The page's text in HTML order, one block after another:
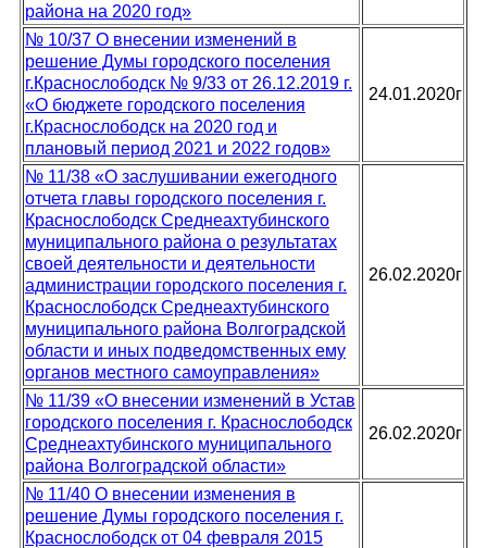
района на 2020 год»
№ 10/37 О внесении изменений в
решение Думы городского поселения
г.Краснослободск № 9/33 от 26.12.2019 г.
«О бюджете городского поселения
г.Краснослободск на 2020 год и
плановый период 2021 и 2022 годов»
24.01.2020г
№ 11/38 «О заслушивании ежегодного
отчета главы городского поселения г.
Краснослободск Среднеахтубинского
муниципального района о результатах
своей деятельности и деятельности
администрации городского поселения г.
Краснослободск Среднеахтубинского
муниципального района Волгоградской
области и иных подведомственных ему
органов местного самоуправления»
26.02.2020г
№ 11/39 «О внесении изменений в Устав
городского поселения г. Краснослободск
Среднеахтубинского муниципального
района Волгоградской области»
26.02.2020г
№ 11/40 О внесении изменения в
решение Думы городского поселения г.
Краснослободск от 04 февраля 2015